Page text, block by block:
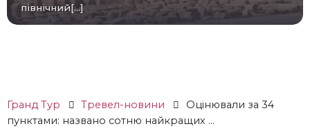
північний[...]
Гранд Тур Тревел-новини
Оцінювали за 34
пунктами: названо сотню найкращих ...